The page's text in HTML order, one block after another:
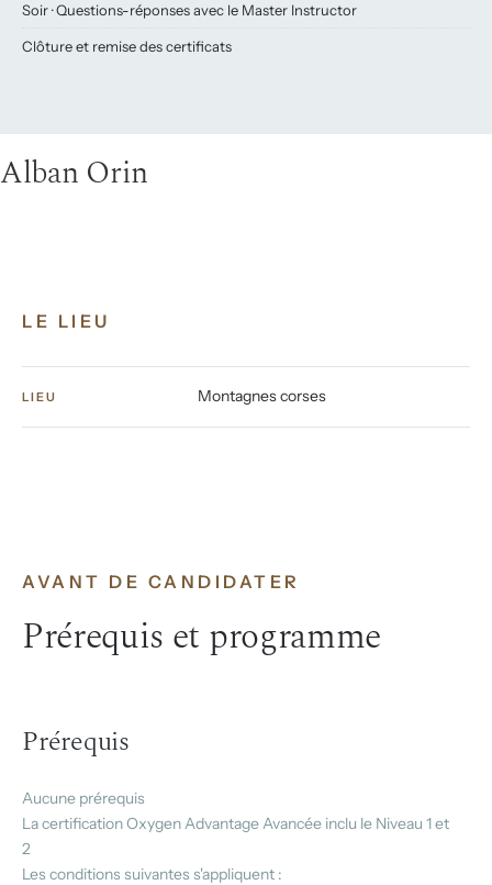
Soir · Questions-réponses avec le Master Instructor
Clôture et remise des certificats
Alban Orin
LE LIEU
LIEU Montagnes corses
AVANT DE CANDIDATER
Prérequis et programme
Prérequis
Aucune prérequis
La certification Oxygen Advantage Avancée inclu le Niveau 1 et
2
Les conditions suivantes s'appliquent :